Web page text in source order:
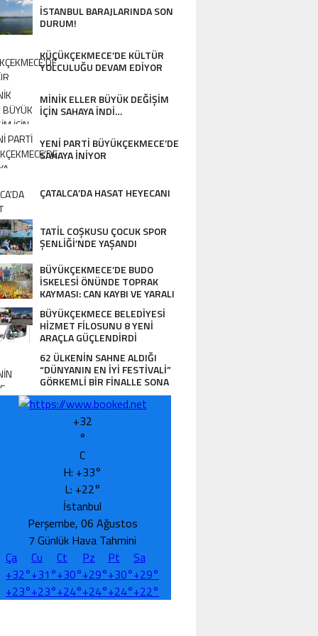
İSTANBUL BARAJLARINDA SON
DURUM!
KÜÇÜKÇEKMECE’DE KÜLTÜR
YOLCULUĞU DEVAM EDİYOR
MİNİK ELLER BÜYÜK DEĞİŞİM
İÇİN SAHAYA İNDİ…
YENİ PARTİ BÜYÜKÇEKMECE’DE
SAHAYA İNİYOR
ÇATALCA’DA HASAT HEYECANI
TATİL COŞKUSU ÇOCUK SPOR
ŞENLİĞİ’NDE YAŞANDI
BÜYÜKÇEKMECE’DE BUDO
İSKELESİ ÖNÜNDE TOPRAK
KAYMASI: CAN KAYBI VE YARALI
YOK…
BÜYÜKÇEKMECE BELEDİYESİ
HİZMET FİLOSUNU 8 YENİ
ARAÇLA GÜÇLENDİRDİ
62 ÜLKENİN SAHNE ALDIĞI
“DÜNYANIN EN İYİ FESTİVALİ”
GÖRKEMLİ BİR FİNALLE SONA
ERDİ
+32
°
C
H: +33°
L: +22°
İstanbul
Perşembe, 06 Ağustos
7 Günlük Hava Tahmini
Ça
Cu Ct Pz Pt
Sa
+32°+31°+30°+29°+30°+29°
+23°+23°+24°+24°+24°+22°